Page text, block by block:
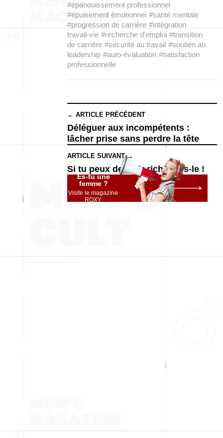
#épanouissement professionnel
#épuisement émotionnel #santé mentale
#progression de carrière #intégration
travail-vie #recherche d'emploi #transition
de carrière #sécurité au travail #soutien au
leadership #auto-évaluation #satisfaction
professionnelle
← ARTICLE PRÉCÉDENT
Déléguer aux incompétents :
lâcher prise sans perdre la tête
ARTICLE SUIVANT →
Si tu peux devenir riche, fais-le !
Es-tu une
femme ?
Visite le magazine
ROXY